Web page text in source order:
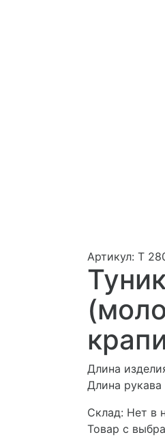
Артикул: Т
Длина
Длина
Cклад: Нет в
Товар с